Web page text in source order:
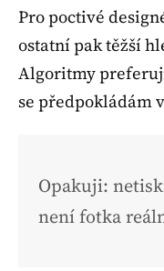
Pro poctivé
ostatní pak těžší
Algoritmy
se předpokládám
Opakuji:
není fotka